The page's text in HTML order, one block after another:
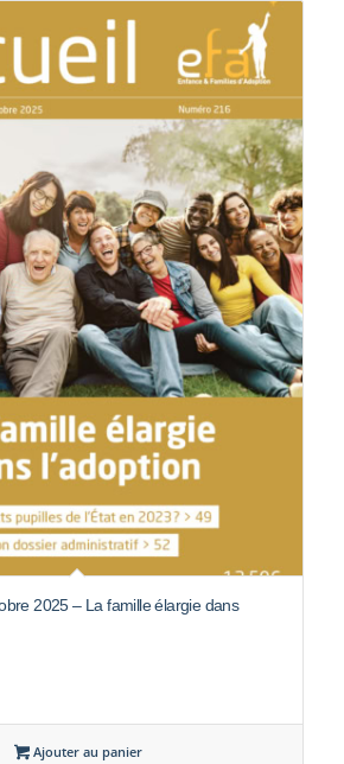
2025 – La famille élargie dans
Ajouter au panier